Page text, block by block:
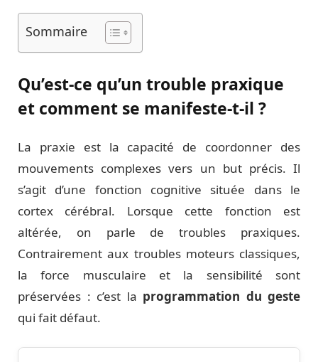
Sommaire
Qu’est-ce qu’un trouble praxique
et comment se manifeste-t-il ?
La praxie est la capacité de coordonner des
mouvements complexes vers un but précis. Il
s’agit d’une fonction cognitive située dans le
cortex cérébral. Lorsque cette fonction est
altérée, on parle de troubles praxiques.
Contrairement aux troubles moteurs classiques,
la force musculaire et la sensibilité sont
préservées : c’est la programmation du geste
qui fait défaut.